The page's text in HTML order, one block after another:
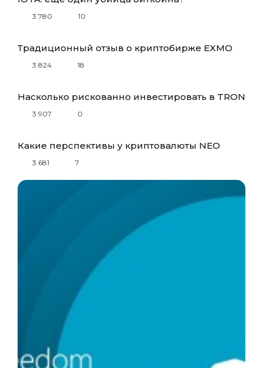
3 780 10
Традиционный отзыв о криптобирже EXMO
3 824 18
Насколько рискованно инвестировать в TRON
3 907 0
Какие перспективы у криптовалюты NEO
3 681 7